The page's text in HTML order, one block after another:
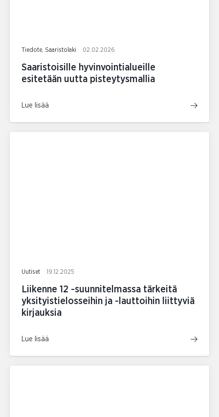
Tiedote, Saaristolaki 02.02.2026
Saaristoisille hyvinvointialueille
esitetään uutta pisteytysmallia
Lue lisää
Uutiset 19.12.2025
Liikenne 12 -suunnitelmassa tärkeitä
yksityistielosseihin ja -lauttoihin liittyviä
kirjauksia
Lue lisää